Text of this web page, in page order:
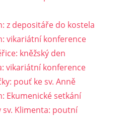
z depositáře do kostela
vikariátní konference
kněžský den
vikariátní konference
pouť ke sv. Anně
Ekumenické setkání
sv. Klimenta: poutní